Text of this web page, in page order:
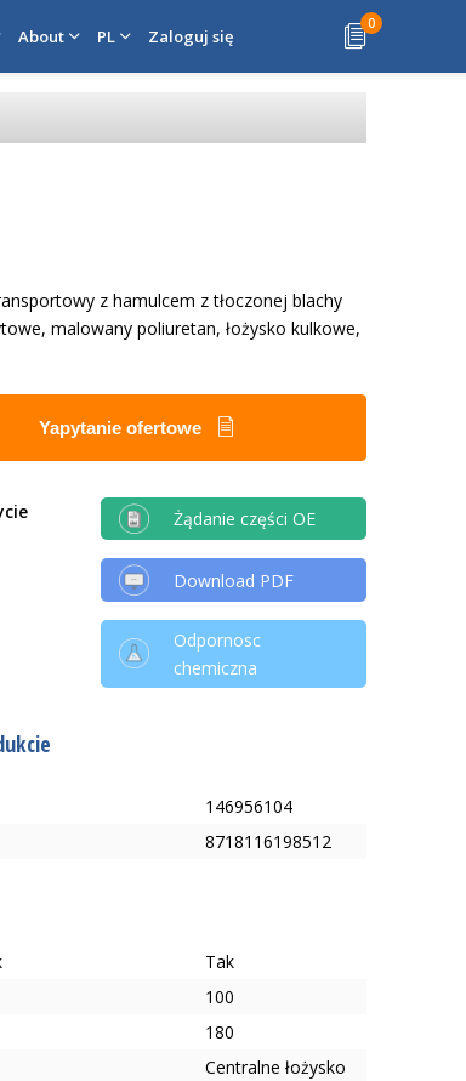
About PL Zaloguj się
0
z hamulcem z tłoczonej blachy
malowany poliuretan, łożysko kulkowe,
Yapytanie ofertowe
Żądanie części OE
Download PDF
Odpornosc
chemiczna
146956104
8718116198512
Tak
100
180
Centralne łożysko